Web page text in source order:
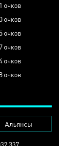
очков
очков
очков
очков
очков
очков
Альянсы
337